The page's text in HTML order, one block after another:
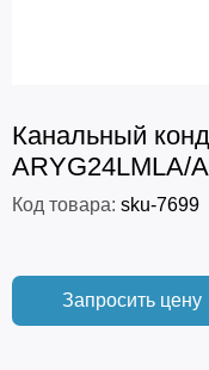
Канальный
ARYG24LMLA/
Код товара: sku-7699
Запросить цену